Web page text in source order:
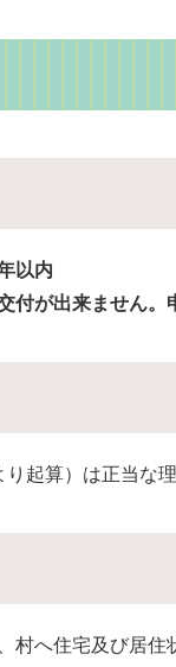
以内
が出来ません。
起算）は正当な
へ住宅及び居住